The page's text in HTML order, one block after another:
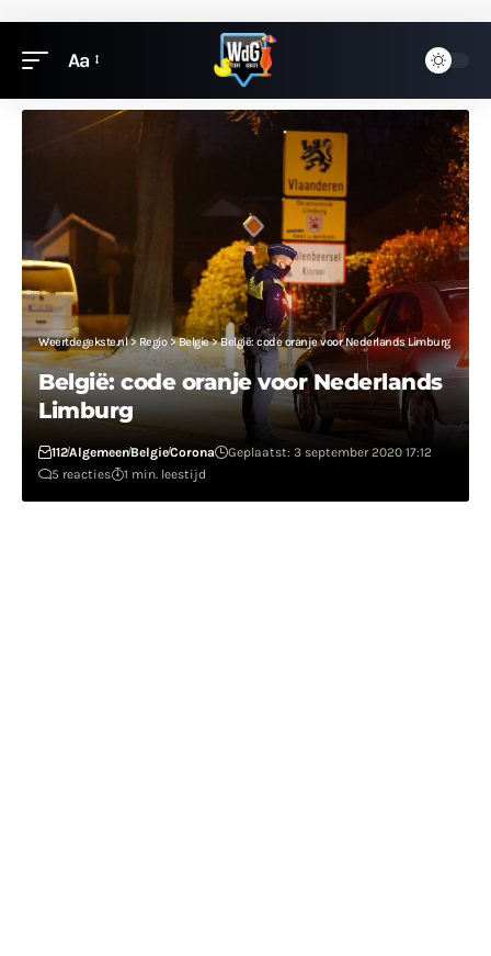
Aa
Weertdegekste.nl>Regio>Belgie>België: code oranje voor Nederlands Limburg
België: code oranje voor Nederlands
Limburg
112AlgemeenBelgieCorona
Geplaatst: 3 september 2020 17:12
5 reacties
1 min. leestijd